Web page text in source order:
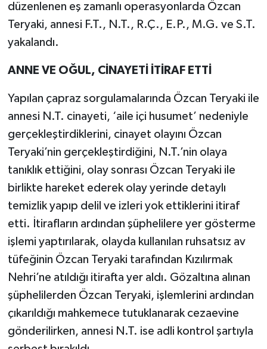
düzenlenen eş zamanlı operasyonlarda Özcan
Teryaki, annesi F.T., N.T., R.Ç., E.P., M.G. ve S.T.
yakalandı.
ANNE VE OĞUL, CİNAYETİ İTİRAF ETTİ
Yapılan çapraz sorgulamalarında Özcan Teryaki ile
annesi N.T. cinayeti, ‘aile içi husumet’ nedeniyle
gerçekleştirdiklerini, cinayet olayını Özcan
Teryaki’nin gerçekleştirdiğini, N.T.’nin olaya
tanıklık ettiğini, olay sonrası Özcan Teryaki ile
birlikte hareket ederek olay yerinde detaylı
temizlik yapıp delil ve izleri yok ettiklerini itiraf
etti. İtirafların ardından şüphelilere yer gösterme
işlemi yaptırılarak, olayda kullanılan ruhsatsız av
tüfeğinin Özcan Teryaki tarafından Kızılırmak
Nehri’ne atıldığı itirafta yer aldı. Gözaltına alınan
şüphelilerden Özcan Teryaki, işlemlerini ardından
çıkarıldığı mahkemece tutuklanarak cezaevine
gönderilirken, annesi N.T. ise adli kontrol şartıyla